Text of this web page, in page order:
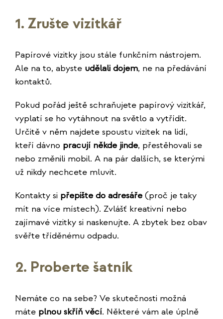
1. Zrušte vizitkář
Papírové vizitky jsou stále funkčním nástrojem.
Ale na to, abyste udělali dojem, ne na předávání
kontaktů.
Pokud pořád ještě schraňujete papírový vizitkář,
vyplatí se ho vytáhnout na světlo a vytřídit.
Určitě v něm najdete spoustu vizitek na lidí,
kteří dávno pracují někde jinde, přestěhovali se
nebo změnili mobil. A na pár dalších, se kterými
už nikdy nechcete mluvit.
Kontakty si přepište do adresáře (proč je taky
mít na více místech). Zvlášť kreativní nebo
zajímavé vizitky si naskenujte. A zbytek bez obav
svěřte tříděnému odpadu.
2. Proberte šatník
Nemáte co na sebe? Ve skutečnosti možná
máte plnou skříň věcí. Některé vám ale úplně